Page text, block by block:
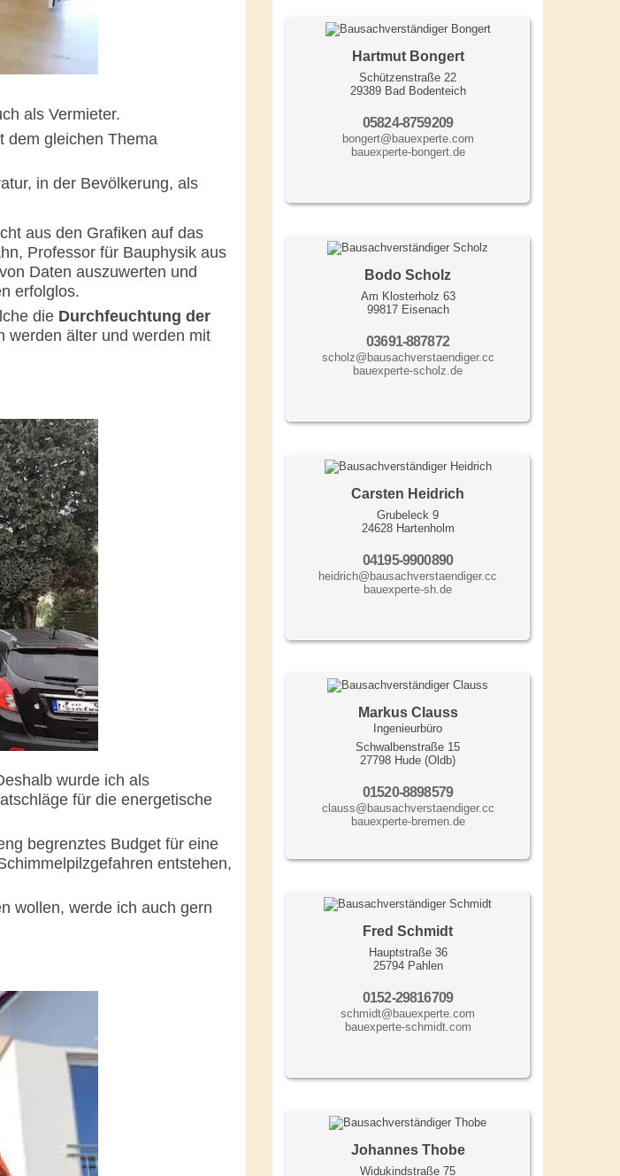
als Vermieter.
dem gleichen Thema
in der Bevölkerung, als
aus den Grafiken auf das
Professor für Bauphysik aus
Daten auszuwerten und
erfolglos.
die Durchfeuchtung der
werden älter und werden mit
wurde ich als
für die energetische
begrenztes Budget für eine
entstehen,
wollen, werde ich auch gern
Hartmut Bongert
Schützenstraße 22
29389 Bad Bodenteich
05824-8759209
bongert@bauexperte.com
bauexperte-bongert.de
Bodo Scholz
Am Klosterholz 63
99817 Eisenach
03691-887872
scholz@bausachverstaendiger.cc
bauexperte-scholz.de
Carsten Heidrich
Grubeleck 9
24628 Hartenholm
04195-9900890
heidrich@bausachverstaendiger.cc
bauexperte-sh.de
Markus Clauss
Ingenieurbüro
Schwalbenstraße 15
27798 Hude (Oldb)
01520-8898579
clauss@bausachverstaendiger.cc
bauexperte-bremen.de
Fred Schmidt
Hauptstraße 36
25794 Pahlen
0152-29816709
schmidt@bauexperte.com
bauexperte-schmidt.com
Johannes Thobe
Widukindstraße 75